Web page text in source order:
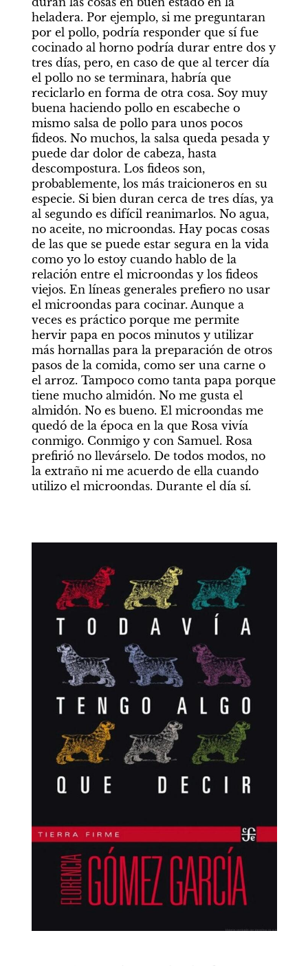
heladera. Por ejemplo, si me preguntaran
por el pollo, podría responder que sí fue
cocinado al horno podría durar entre dos y
tres días, pero, en caso de que al tercer día
el pollo no se terminara, habría que
reciclarlo en forma de otra cosa. Soy muy
buena haciendo pollo en escabeche o
mismo salsa de pollo para unos pocos
fideos. No muchos, la salsa queda pesada y
puede dar dolor de cabeza, hasta
descompostura. Los fideos son,
probablemente, los más traicioneros en su
especie. Si bien duran cerca de tres días, ya
al segundo es difícil reanimarlos. No agua,
no aceite, no microondas. Hay pocas cosas
de las que se puede estar segura en la vida
como yo lo estoy cuando hablo de la
relación entre el microondas y los fideos
viejos. En líneas generales prefiero no usar
el microondas para cocinar. Aunque a
veces es práctico porque me permite
hervir papa en pocos minutos y utilizar
más hornallas para la preparación de otros
pasos de la comida, como ser una carne o
el arroz. Tampoco como tanta papa porque
tiene mucho almidón. No me gusta el
almidón. No es bueno. El microondas me
quedó de la época en la que Rosa vivía
conmigo. Conmigo y con Samuel. Rosa
prefirió no llevárselo. De todos modos, no
la extraño ni me acuerdo de ella cuando
utilizo el microondas. Durante el día sí.